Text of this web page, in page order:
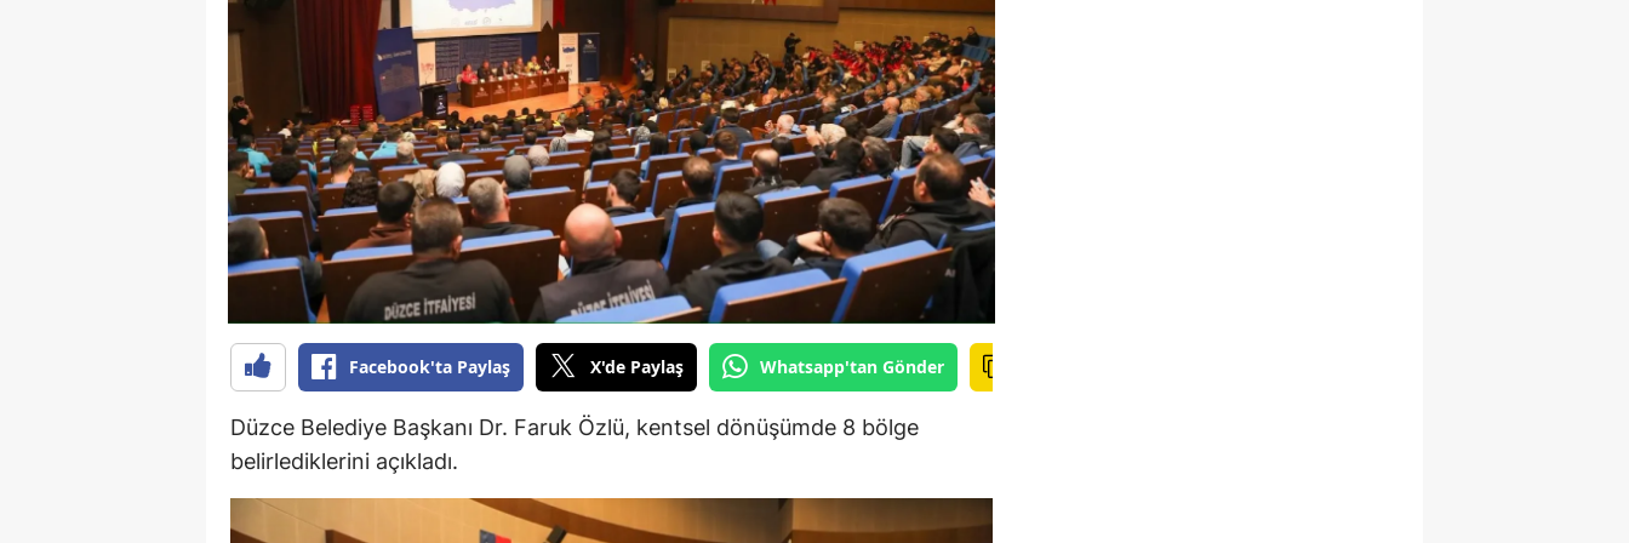
Bilecik
Bingöl
Bitlis
Bolu
Burdur
Bursa
Çanakkale
Çankırı
Çorum
Diyarbakır
Facebook'ta Paylaş X'de Paylaş Whatsapp'tan Gönder
Düzce Belediye Başkanı Dr. Faruk Özlü, kentsel dönüşümde 8 bölge
belirlediklerini açıkladı.